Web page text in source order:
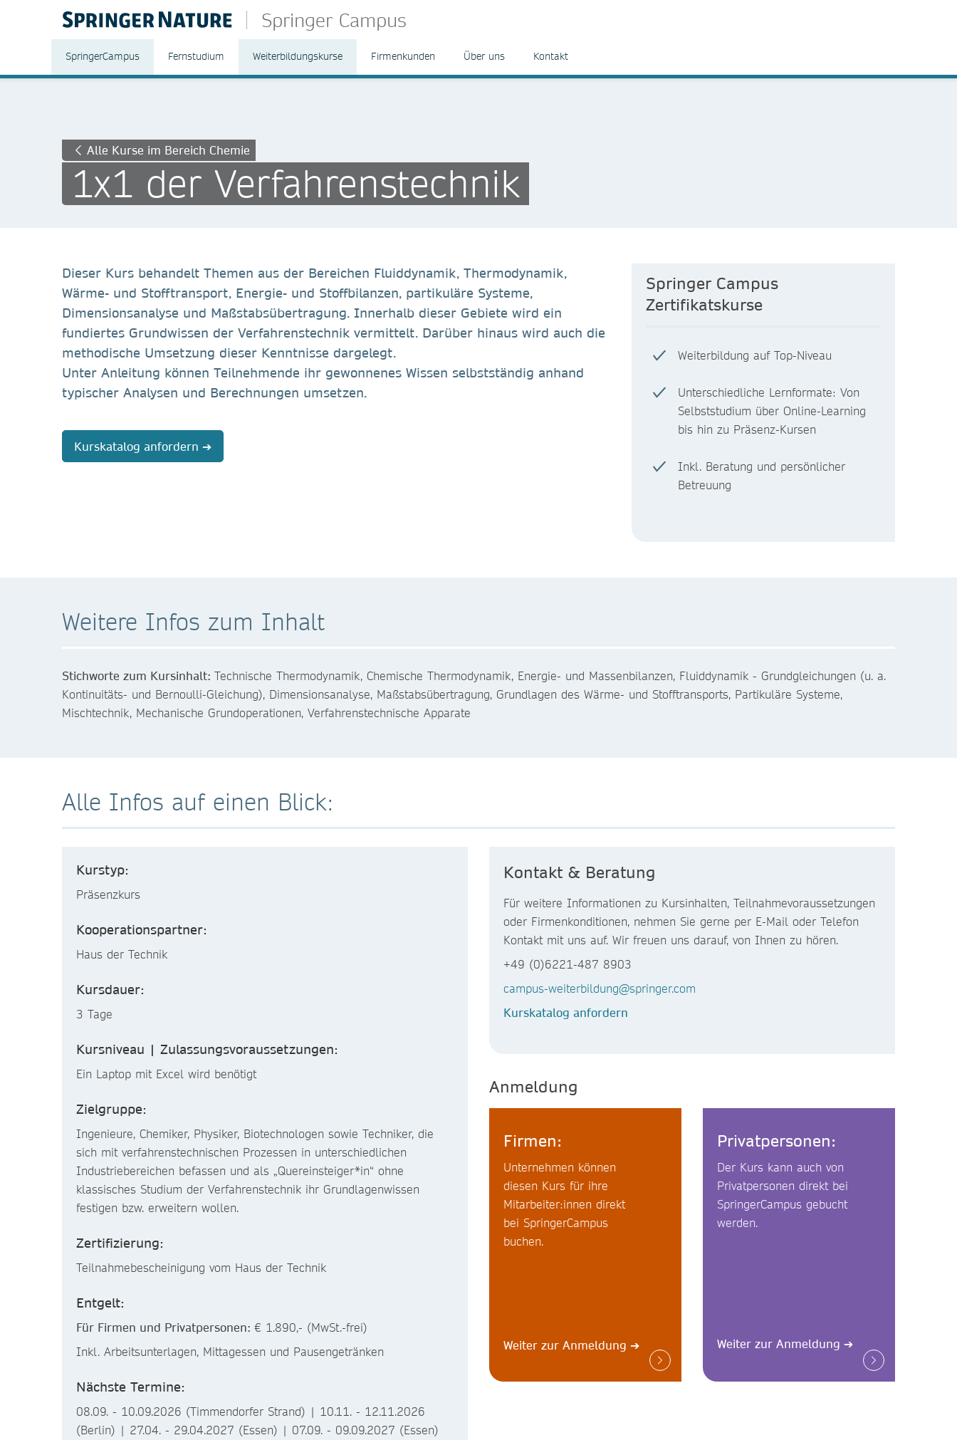
Springer Campus
SpringerCampus Fernstudium Weiterbildungskurse Firmenkunden Über uns Kontakt
Alle Kurse im Bereich Chemie
1x1 der Verfahrenstechnik
Dieser Kurs behandelt Themen aus der Bereichen Fluiddynamik, Thermodynamik,
Wärme- und Stofftransport, Energie- und Stoffbilanzen, partikuläre Systeme,
Dimensionsanalyse und Maßstabsübertragung. Innerhalb dieser Gebiete wird ein
fundiertes Grundwissen der Verfahrenstechnik vermittelt. Darüber hinaus wird auch die
methodische Umsetzung dieser Kenntnisse dargelegt.
Unter Anleitung können Teilnehmende ihr gewonnenes Wissen selbstständig anhand
typischer Analysen und Berechnungen umsetzen.
Kurskatalog anfordern ➔
Springer Campus
Zertifikatskurse
Weiterbildung auf Top-Niveau
Unterschiedliche Lernformate: Von
Selbststudium über Online-Learning
bis hin zu Präsenz-Kursen
Inkl. Beratung und persönlicher
Betreuung
Weitere Infos zum Inhalt
Stichworte zum Kursinhalt: Technische Thermodynamik, Chemische Thermodynamik, Energie- und Massenbilanzen, Fluiddynamik - Grundgleichungen (u. a.
Kontinuitäts- und Bernoulli-Gleichung), Dimensionsanalyse, Maßstabsübertragung, Grundlagen des Wärme- und Stofftransports, Partikuläre Systeme,
Mischtechnik, Mechanische Grundoperationen, Verfahrenstechnische Apparate
Alle Infos auf einen Blick:
Kurstyp:
Präsenzkurs
Kooperationspartner:
Haus der Technik
Kursdauer:
3 Tage
Kursniveau | Zulassungsvoraussetzungen:
Ein Laptop mit Excel wird benötigt
Zielgruppe:
Ingenieure, Chemiker, Physiker, Biotechnologen sowie Techniker, die
sich mit verfahrenstechnischen Prozessen in unterschiedlichen
Industriebereichen befassen und als „Quereinsteiger*in“ ohne
klassisches Studium der Verfahrenstechnik ihr Grundlagenwissen
festigen bzw. erweitern wollen.
Zertifizierung:
Teilnahmebescheinigung vom Haus der Technik
Entgelt:
Für Firmen und Privatpersonen: € 1.890,- (MwSt.-frei)
Inkl. Arbeitsunterlagen, Mittagessen und Pausengetränken
Nächste Termine:
08.09. - 10.09.2026 (Timmendorfer Strand) | 10.11. - 12.11.2026
(Berlin) | 27.04. - 29.04.2027 (Essen) | 07.09. - 09.09.2027 (Essen)
Kontakt & Beratung
Für weitere Informationen zu Kursinhalten, Teilnahmevoraussetzungen
oder Firmenkonditionen, nehmen Sie gerne per E-Mail oder Telefon
Kontakt mit uns auf. Wir freuen uns darauf, von Ihnen zu hören.
+49 (0)6221-487 8903
campus-weiterbildung@springer.com
Kurskatalog anfordern
Anmeldung
Firmen:
Unternehmen können
diesen Kurs für ihre
Mitarbeiter:innen direkt
bei SpringerCampus
buchen.
Weiter zur Anmeldung ➔
Privatpersonen:
Der Kurs kann auch von
Privatpersonen direkt bei
SpringerCampus gebucht
werden.
Weiter zur Anmeldung ➔